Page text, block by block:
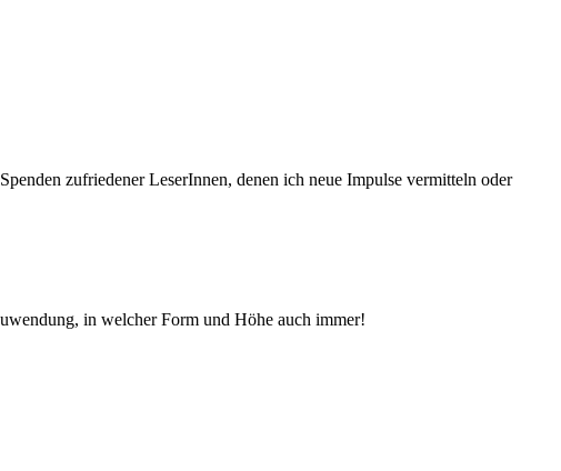
zufriedener Le­serInnen, denen ich neue Im­pul­se vermitteln oder
in welcher Form und Höhe auch immer!